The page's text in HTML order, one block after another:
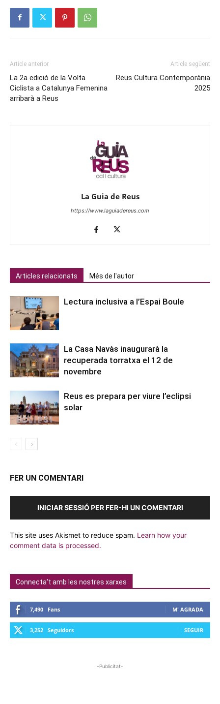
Article anterior
La 2a edició de la Volta
Ciclista a Catalunya Femenina
arribarà a Reus
Article següent
Reus Cultura Contemporània
2025
La Guia de Reus
https://www.laguiadereus.com
Articles relacionats Més de l'autor
Lectura inclusiva a l’Espai Boule
La Casa Navàs inaugurarà la
recuperada torratxa el 12 de
novembre
Reus es prepara per viure l’eclipsi
solar
FER UN COMENTARI
INICIAR SESSIÓ PER FER-HI UN COMENTARI
This site uses Akismet to reduce spam. Learn how your
comment data is processed.
Connecta't amb les nostres xarxes
7,490 Fans M' AGRADA
3,252 Seguidors SEGUIR
-Publicitat-